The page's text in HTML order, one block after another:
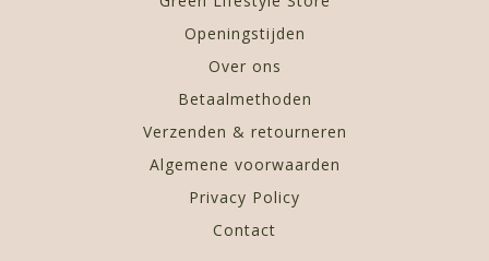
Openingstijden
Over ons
Betaalmethoden
Verzenden & retourneren
Algemene voorwaarden
Privacy Policy
Contact